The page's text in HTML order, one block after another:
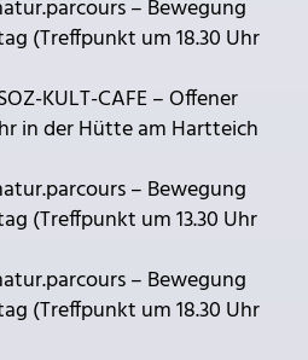
– Bewegung
(Treffpunkt um 18.30 Uhr
KULT-CAFE – Offener
in der Hütte am Hartteich
– Bewegung
(Treffpunkt um 13.30 Uhr
– Bewegung
(Treffpunkt um 18.30 Uhr